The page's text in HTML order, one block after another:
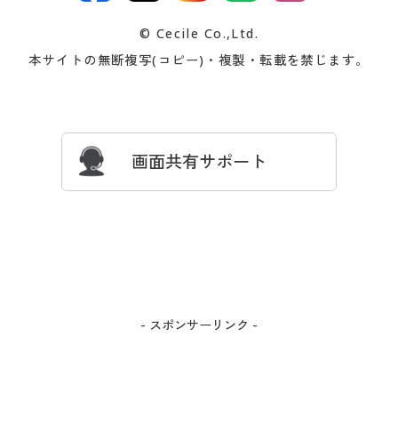
プレゼント＆キャンペーン サイトマップ
交換・返品は お支払は
ついて
忘れの場合
© Cecile Co.,Ltd.
本サイトの無断複写(コピー)・複製・転載を禁じます。
画面共有サポート
- スポンサーリンク -